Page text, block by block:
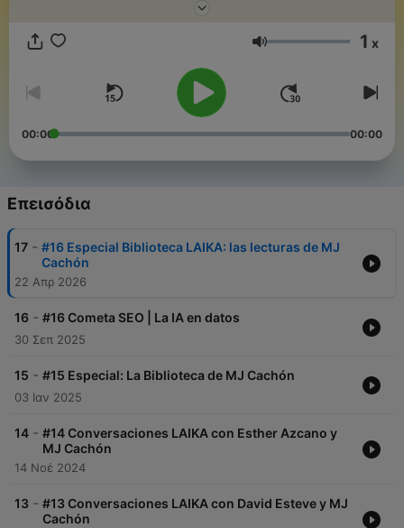
galaxia a que hablen de aquello de lo que nunca hablamos.
sí, también perspectiva SEO. ¿Te vienes? Bienvenida a nuestra
Ένταση 1 x
00:00 00:00
Επεισόδια
17 - #16 Especial Biblioteca LAIKA: las lecturas de MJ
Cachón
22 Απρ 2026
16 - #16 Cometa SEO | La IA en datos
30 Σεπ 2025
15 - #15 Especial: La Biblioteca de MJ Cachón
03 Ιαν 2025
14 - #14 Conversaciones LAIKA con Esther Azcano y
MJ Cachón
14 Νοέ 2024
13 - #13 Conversaciones LAIKA con David Esteve y MJ
Cachón